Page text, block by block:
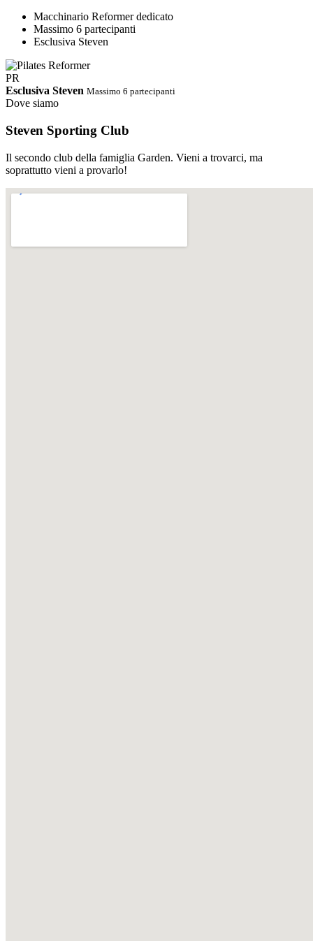
Macchinario Reformer dedicato
Massimo 6 partecipanti
Esclusiva Steven
PR
Esclusiva Steven Massimo 6 partecipanti
Dove siamo
Steven Sporting Club
Il secondo club della famiglia Garden. Vieni a trovarci, ma
soprattutto vieni a provarlo!
PDF
Abbonamento STEVEN